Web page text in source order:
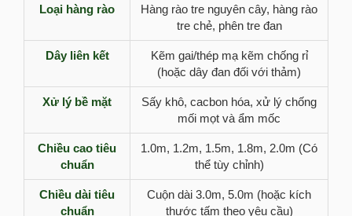
Loại hàng rào
Hàng rào tre nguyên cây, hàng rào
tre chẻ, phên tre đan
Dây liên kết
Kẽm gai/thép mạ kẽm chống rỉ
(hoặc dây đan đối với thảm)
Xử lý bề mặt
Sấy khô, cacbon hóa, xử lý chống
mối mọt và ẩm mốc
Chiều cao tiêu
chuẩn
1.0m, 1.2m, 1.5m, 1.8m, 2.0m (Có
thể tùy chỉnh)
Chiều dài tiêu
chuẩn
Cuộn dài 3.0m, 5.0m (hoặc kích
thước tấm theo yêu cầu)